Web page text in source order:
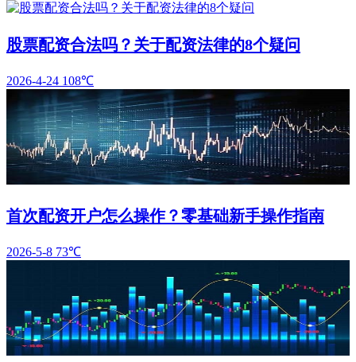
股票配资合法吗？关于配资法律的8个疑问
2026-4-24 108℃
首次配资开户怎么操作？零基础新手操作指南
2026-5-8 73℃